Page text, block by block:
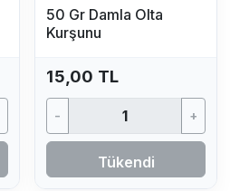
50 Gr Damla Olta
Kurşunu
15,00 TL
- +
Tükendi